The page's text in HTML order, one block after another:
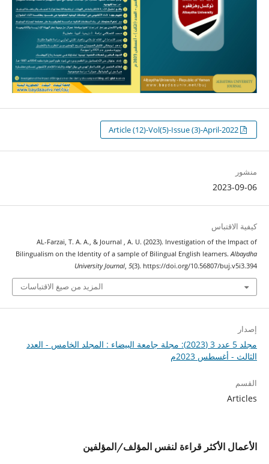
Article (12)-Vol(5)-Issue (3)-April-2022
منشور
2023-09-06
كيفية الاقتباس
AL-Farzai, T. A. A., & Journal , A. U. (2023). Investigation of the Impact of
Bilingualism on the Identity of a sample of Bilingual English learners.Albaydha
University Journal 5(3). https://doi.org/10.56807/buj.v5i3.394
المزيد من صيغ الاقتباسات
إصدار
مجلد 5 عدد 3 (2023): مجلة جامعة البيضاء : المجلد الخامس - العدد
الثالث - أغسطس 2023م
القسم
Articles
الأعمال الأكثر قراءة لنفس المؤلف/المؤلفين